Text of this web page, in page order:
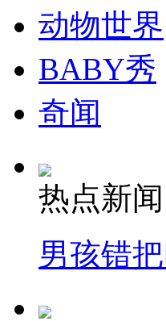
纽约上演“枕头大战”
司机酒驾遇交警 急速
动物世界
BABY秀
奇闻
热点新闻
男孩错